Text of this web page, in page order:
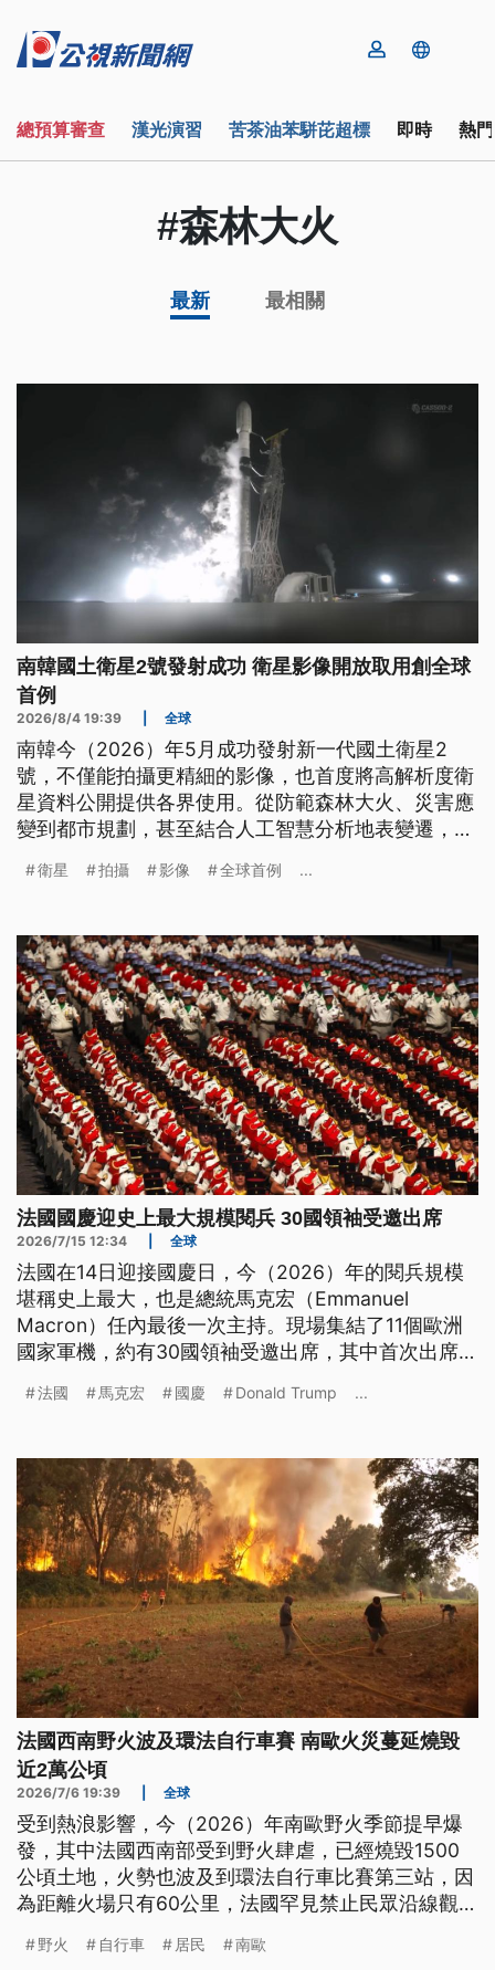
總預算審查 漢光演習 苦茶油苯駢芘超標 即時 熱
#森林大火
最新 最相關
南韓國土衛星2號發射成功 衛星影像開放取用創全球
首例
2026/8/4 19:39 全球
南韓今（2026）年5月成功發射新一代國土衛星2
號，不僅能拍攝更精細的影像，也首度將高解析度衛
星資料公開提供各界使用。從防範森林大火、災害應
變到都市規劃，甚至結合人工智慧分析地表變遷，這
土治理的重要基礎。
衛星 拍攝 影像 全球首例 ...
法國國慶迎史上最大規模閱兵 30國領袖受邀出席
2026/7/15 12:34 全球
法國在14日迎接國慶日，今（2026）年的閱兵規模
堪稱史上最大，也是總統馬克宏（Emmanuel
Macron）任內最後一次主持。現場集結了11個歐洲
國家軍機，約有30國領袖受邀出席，其中首次出席的
法國 馬克宏 國慶 Donald Trump ...
法國西南野火波及環法自行車賽 南歐火災蔓延燒毀
近2萬公頃
2026/7/6 19:39 全球
受到熱浪影響，今（2026）年南歐野火季節提早爆
發，其中法國西南部受到野火肆虐，已經燒毀1500
公頃土地，火勢也波及到環法自行車比賽第三站，因
為距離火場只有60公里，法國罕見禁止民眾沿線觀
持續擴大，燒毀面積已經超過1萬9000公頃，各國正
野火 自行車 居民 南歐